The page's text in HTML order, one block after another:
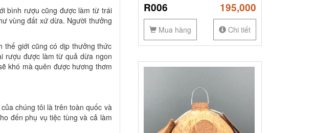
bình rượu cũng được làm từ trái
vùng đất xứ dừa. Người thưởng
thế giới cũng có dịp thưởng thức
rượu được làm từ quả dừa ngon
khó mà quên được hương thơm
chúng tôi là trên toàn quốc và
đến phụ vụ tiệc tùng và cả làm
R006 195,000
Mua hàng Chi tiết